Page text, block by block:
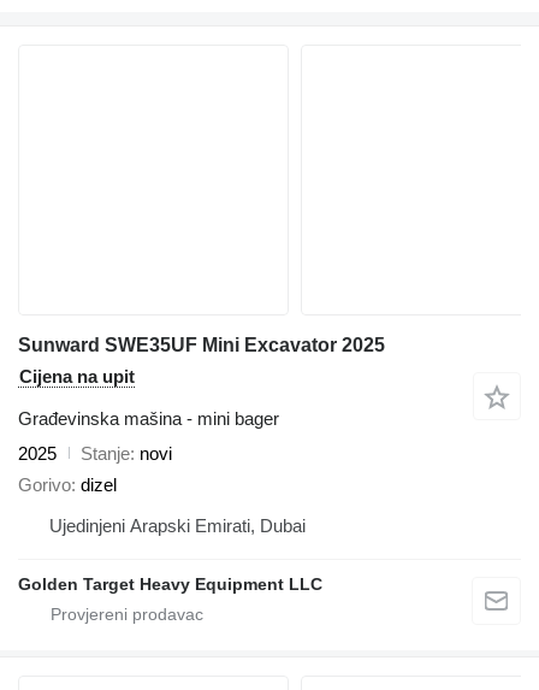
Sunward SWE35UF Mini Excavator 2025
Cijena na upit
Građevinska mašina - mini bager
2025
Stanje novi
Gorivo dizel
Ujedinjeni Arapski Emirati, Dubai
Golden Target Heavy Equipment LLC